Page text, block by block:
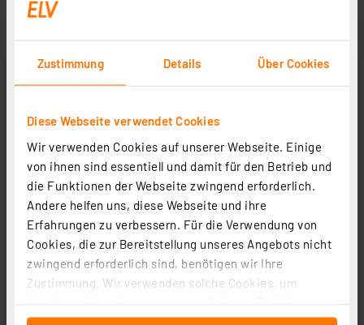
Zustimmung Details Über Cookies
Diese Webseite verwendet Cookies
Wir verwenden Cookies auf unserer Webseite. Einige
von ihnen sind essentiell und damit für den Betrieb und
die Funktionen der Webseite zwingend erforderlich.
Andere helfen uns, diese Webseite und ihre
Erfahrungen zu verbessern. Für die Verwendung von
Cookies, die zur Bereitstellung unseres Angebots nicht
zwingend erforderlich sind, benötigen wir Ihre
Zustimmung. Wir verwenden solche Cookies, um
für soziale Medien anbieten zu können und die Zugriffe
Homematic IP Set mit Smart Home Zentrale CCU3 und
2x Heizkörperthermostat HmIP-eTRV-2
Artikel-Nr. 250449
2 3 4 5 (8)
279,84 €
inkl. MwSt.